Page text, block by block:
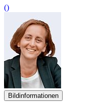
()
Bildinformationen